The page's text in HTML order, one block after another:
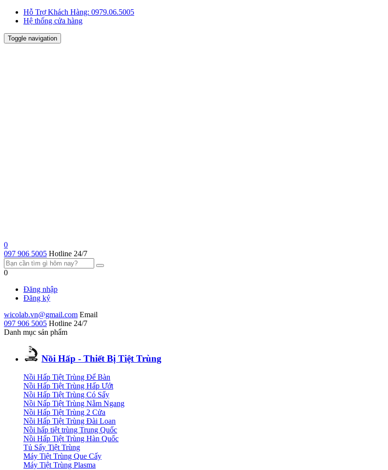
Hỗ Trợ Khách Hàng: 0979.06.5005
Hệ thống cửa hàng
Toggle navigation
0
097 906 5005 Hotline 24/7
0
Đăng nhập
Đăng ký
wicolab.vn@gmail.com Email
097 906 5005 Hotline 24/7
Danh mục sản phẩm
Nồi Hấp - Thiết Bị Tiệt Trùng
Nồi Hấp Tiệt Trùng Để Bàn
Nồi Hấp Tiệt Trùng Hấp Ướt
Nồi Hấp Tiệt Trùng Có Sấy
Nồi Nấp Tiệt Trùng Nằm Ngang
Nồi Hấp Tiệt Trùng 2 Cửa
Nồi Hấp Tiệt Trùng Đài Loan
Nồi hấp tiệt trùng Trung Quốc
Nồi Hấp Tiệt Trùng Hàn Quốc
Tủ Sấy Tiệt Trùng
Máy Tiệt Trùng Que Cấy
Máy Tiệt Trùng Plasma